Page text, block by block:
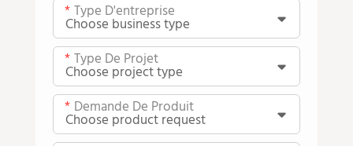
Type D'entreprise
Type De Projet
Demande De Produit